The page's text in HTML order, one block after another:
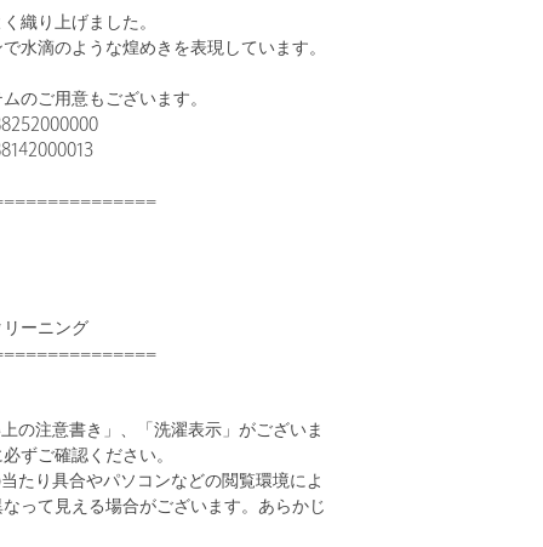
織り上げました。
水滴のような煌めきを表現しています。
のご用意もございます。
ーニング
の注意書き」、「洗濯表示」がございま
ずご確認ください。
たり具合やパソコンなどの閲覧環境によ
って見える場合がございます。あらかじ